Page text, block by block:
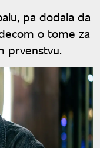
pa dodala da
o tome za
prvenstvu.